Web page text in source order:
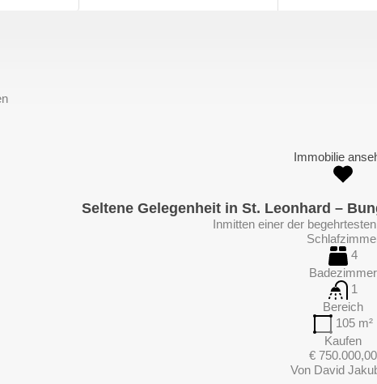
Immobilie
Seltene Gelegenheit in St. Leonhard –
Inmitten einer der
4
Badezimmer
1
Bereich
105 m²
Kaufen
€ 750.000,00
Von David